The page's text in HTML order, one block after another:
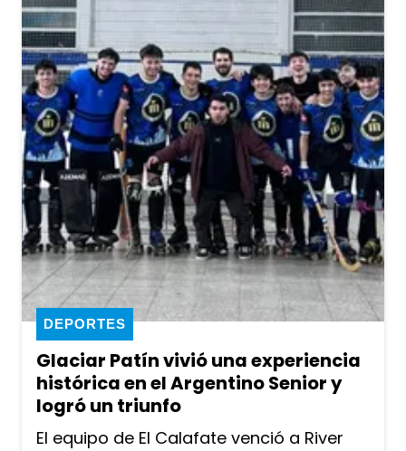
Glaciar Patín vivió una experiencia
histórica en el Argentino Senior y
logró un triunfo
DEPORTES
El equipo de El Calafate venció a River